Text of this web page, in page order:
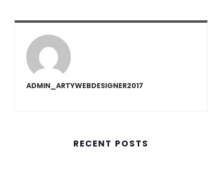
ADMIN_ARTYWEBDESIGNER2017
RECENT POSTS